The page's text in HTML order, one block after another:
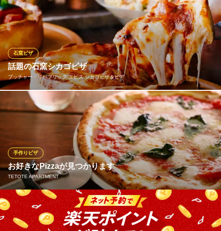
2種類のピッツアが名物☆ ナポリ本店同様ピッツァは2種の２枚看
板。マルゲリータとマリナーラどちらも是非お召し上がり下さ
い。
ダ ミケーレ 恵比寿
とろとろナポリピッツァ
ＪＲ恵比寿駅 徒歩3分
東京都渋谷区恵比寿4-4-7
話題の石窯シカゴピザ
ブッチャー・リパブリック エビス シカゴピザ＆ビア
石窯ピザ
シカゴピザは、チーズをたっぷりと具材が詰め込んだボリューム
満点のアメリカンテイストのピザ。BUTCHER REPUBLICはその
シカゴピザを日本人向けにアレンジ。石窯でしっかり時間をかけ
て焼くことで生まれるピザ生地のサクサク＆モチモチ感。生地に
溢れんばかりのソースと具材の入れて提供します！
ブッチャー・リパブリック エビス シカゴピザ＆ビア
イタリアン ステーキ
ＪＲ恵比寿駅東口 徒歩3分
東京都渋谷区恵比寿1-11-5 GEMS恵比寿1F
お好きなPizzaが見つかります
TETOTE APARTMENT
手作りピザ
お肉好き、魚介好き、辛いのが好き、甘いのが好き、野菜が食べ
たい、お子様でも食べられる、などなど…。常時100種類以上のピ
ザをご用意しております！お客様の好きなピザがTETOTEにはあ